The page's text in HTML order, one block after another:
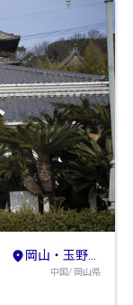
岡山・玉野・牛窓
中国/ 岡山県